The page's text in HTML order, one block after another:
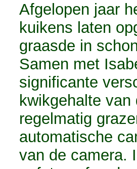
Afgelopen jaar
kuikens laten
graasde in
Samen met
significante
kwikgehalte
regelmatig
automatische
van de camera.